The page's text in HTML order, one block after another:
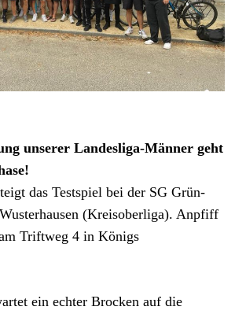
unserer Landesliga-Männer geht
das Testspiel bei der SG Grün-
(Kreisoberliga). Anpfiff
Triftweg 4 in Königs
ein echter Brocken auf die